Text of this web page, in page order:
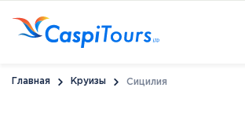
Главная Круизы Сицилия